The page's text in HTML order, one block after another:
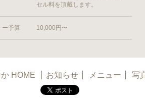
セル料を頂戴します。
ー予算 10,000円〜
HOME お知らせ メニュー 写